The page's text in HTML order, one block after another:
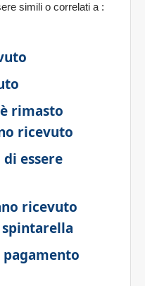
simili o correlati a :
rimasto
ricevuto
essere
ricevuto